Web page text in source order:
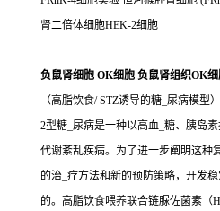
肾二倍体细胞HEK-2细胞
负鼠肾细胞 OK细胞 负鼠肾组织OK
（高脂饮食/ STZ诱导的糖_尿病模型）
2型糖_尿病是一种以高血_糖、胰岛
代谢紊乱疾病。为了进一步阐明这种
的治_疗方法和新的预防策略，开发
的。高脂饮食喂养联合链脲佐菌素（